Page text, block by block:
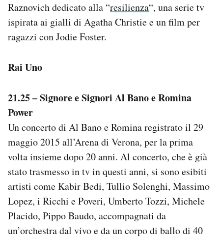
Hai bisogno di aiuto?
Esci
Raznovich dedicato alla “resilienza“, una serie tv
ispirata ai gialli di Agatha Christie e un film per
ragazzi con Jodie Foster.
Rai Uno
21.25 – Signore e Signori Al Bano e Romina
Power
Un concerto di Al Bano e Romina registrato il 29
maggio 2015 all’Arena di Verona, per la prima
volta insieme dopo 20 anni. Al concerto, che è già
stato trasmesso in tv in questi anni, si sono esibiti
artisti come Kabir Bedi, Tullio Solenghi, Massimo
Lopez, i Ricchi e Poveri, Umberto Tozzi, Michele
Placido, Pippo Baudo, accompagnati da
un’orchestra dal vivo e da un corpo di ballo di 40